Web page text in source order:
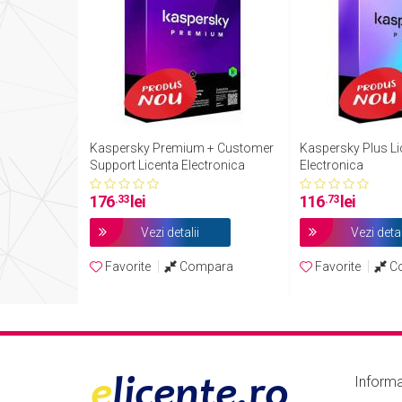
Kaspersky Premium + Customer
Support Licenta Electronica
176.33lei
Vezi detalii
Favorite Compara
Kaspersky Plus
Electronica
116.73lei
Vezi
Favorite